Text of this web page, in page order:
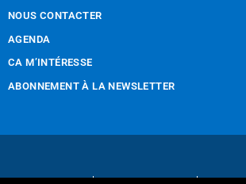
NOUS CONTACTER
AGENDA
CA M’INTÉRESSE
ABONNEMENT À LA NEWSLETTER